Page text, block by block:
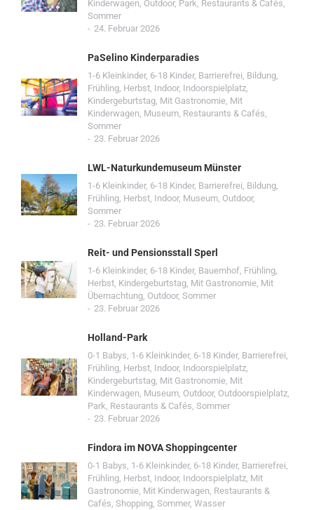
Kinderwagen, Outdoor, Park, Restaurants & Cafés,
Sommer
24. Februar 2026
PaSelino Kinderparadies
1-6 Kleinkinder, 6-18 Kinder, Barrierefrei, Bildung,
Frühling, Herbst, Indoor, Indoorspielplatz,
Kindergeburtstag, Mit Gastronomie, Mit
Kinderwagen, Museum, Restaurants & Cafés,
Sommer
23. Februar 2026
LWL-Naturkundemuseum Münster
1-6 Kleinkinder, 6-18 Kinder, Barrierefrei, Bildung,
Frühling, Herbst, Indoor, Museum, Outdoor,
Sommer
23. Februar 2026
Reit- und Pensionsstall Sperl
1-6 Kleinkinder, 6-18 Kinder, Bauernhof, Frühling,
Herbst, Kindergeburtstag, Mit Gastronomie, Mit
Übernachtung, Outdoor, Sommer
23. Februar 2026
Holland-Park
0-1 Babys, 1-6 Kleinkinder, 6-18 Kinder, Barrierefrei,
Frühling, Herbst, Indoor, Indoorspielplatz,
Kindergeburtstag, Mit Gastronomie, Mit
Kinderwagen, Museum, Outdoor, Outdoorspielplatz,
Park, Restaurants & Cafés, Sommer
23. Februar 2026
Findora im NOVA Shoppingcenter
0-1 Babys, 1-6 Kleinkinder, 6-18 Kinder, Barrierefrei,
Frühling, Herbst, Indoor, Indoorspielplatz, Mit
Gastronomie, Mit Kinderwagen, Restaurants &
Cafés, Shopping, Sommer, Wasser